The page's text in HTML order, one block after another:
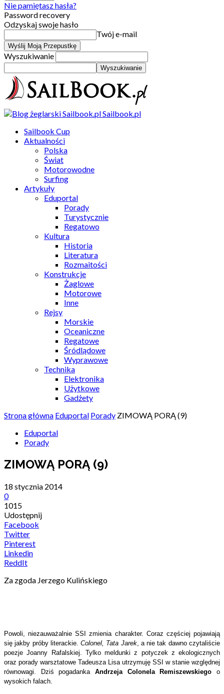
Nie pamiętasz hasła?
Password recovery
Odzyskaj swoje hasło
Twój e-mail
Wyszukiwanie
Sailbook.pl
Sailbook Cup
Aktualności
Polska
Świat
Motorowodne
Surfing
Artykuły
Eduportal
Porady
Turystycznie
Regatowo
Kultura
Historia
Literatura
Rozmaitości
Konstrukcje
Żaglowe
Motorowe
Inne
Rejsy
Morskie
Oceaniczne
Regatowe
Śródlądowe
Wyprawowe
Technika
Elektronika
Użytkowe
Gadżety
Strona główna Eduportal Porady ZIMOWĄ PORĄ (9)
Eduportal
Porady
ZIMOWĄ PORĄ (9)
18 stycznia 2014
0
1015
Udostępnij
Facebook
Twitter
Pinterest
Linkedin
ReddIt
Za zgoda Jerzego Kulińskiego
Powoli, niezauważalnie SSI zmienia charakter. Coraz częściej pojawiają
się jakby próby literackie.Colonel, Tata Jarek, a nie tak dawno czytaliście
poezje Joanny Rafalskiej. Tylko meldunki z potyczek z ekologicznych
oraz porady warsztatowe Tadeusza Lisa utrzymuję SSI w stanie względnej
równowagi. Dziś pogadanka Andrzeja Colonela Remiszewskiego o
wysokich falach.